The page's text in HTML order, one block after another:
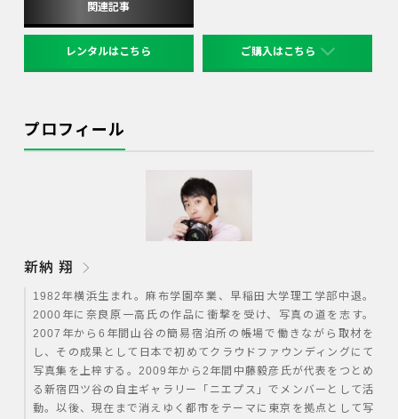
関連記事
レンタルはこちら ご購入はこちら
プロフィール
新納 翔
1982年横浜生まれ。麻布学園卒業、早稲田大学理工学部中退。
2000年に奈良原一高氏の作品に衝撃を受け、写真の道を志す。
2007年から6年間山谷の簡易宿泊所の帳場で働きながら取材を
し、その成果として日本で初めてクラウドファウンディングにて
写真集を上梓する。2009年から2年間中藤毅彦氏が代表をつとめ
る新宿四ツ谷の自主ギャラリー「ニエプス」でメンバーとして活
動。以後、現在まで消えゆく都市をテーマに東京を拠点として写